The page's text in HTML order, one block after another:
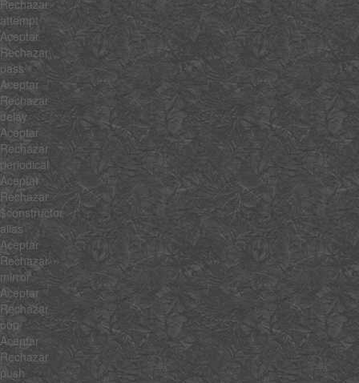
Rechazar
attempt
Aceptar
Rechazar
pass
Aceptar
Rechazar
delay
Aceptar
Rechazar
periodical
Aceptar
Rechazar
$constructor
alias
Aceptar
Rechazar
mirror
Aceptar
Rechazar
pop
Aceptar
Rechazar
push